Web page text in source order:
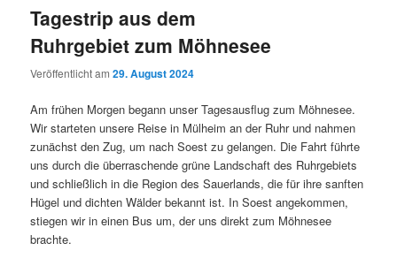
Tagestrip aus dem
Ruhrgebiet zum Möhnesee
Veröffentlicht am29. August 2024
Am frühen Morgen begann unser Tagesausflug zum Möhnesee.
Wir starteten unsere Reise in Mülheim an der Ruhr und nahmen
zunächst den Zug, um nach Soest zu gelangen. Die Fahrt führte
uns durch die überraschende grüne Landschaft des Ruhrgebiets
und schließlich in die Region des Sauerlands, die für ihre sanften
Hügel und dichten Wälder bekannt ist. In Soest angekommen,
stiegen wir in einen Bus um, der uns direkt zum Möhnesee
brachte.